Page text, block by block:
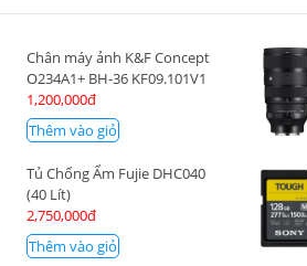
Chân máy ảnh K&F Concept
O234A1+ BH-36 KF09.101V1
1,200,000đ
Thêm vào giỏ
Tủ Chống Ẩm Fujie DHC040
(40 Lít)
2,750,000đ
Thêm vào giỏ